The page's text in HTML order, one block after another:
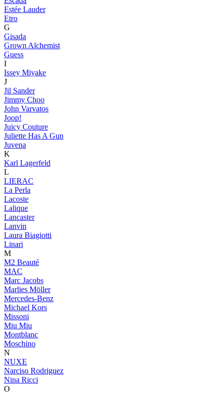
Estée Lauder
Etro
G
Gisada
Grown Alchemist
Guess
I
Issey Miyake
J
Jil Sander
Jimmy Choo
John Varvatos
Joop!
Juicy Couture
Juliette Has A Gun
Juvena
K
Karl Lagerfeld
L
LIERAC
La Perla
Lacoste
Lalique
Lancaster
Lanvin
Laura Biagiotti
Linari
M
M2 Beauté
MAC
Marc Jacobs
Marlies Möller
Mercedes-Benz
Michael Kors
Missoni
Miu Miu
Montblanc
Moschino
N
NUXE
Narciso Rodriguez
Nina Ricci
O